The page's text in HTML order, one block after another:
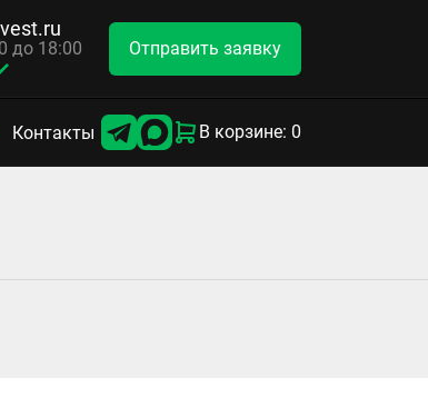
до 18:00 Отправить заявку
Контакты В корзине: 0